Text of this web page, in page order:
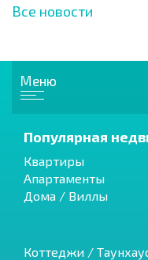
Все новости
Меню
Популярная
Квартиры
Апартаменты
Дома / Виллы
Коттеджи /